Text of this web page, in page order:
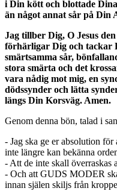
i Din kött och blottade
än något annat sår på Din
Jag tillber Dig, O Jesus
förhärligar Dig och tackar
smärtsamma sår,
stora smärta och det
vara nådig mot mig, en
dödssynder och lätta
längs Din Korsväg. Amen.
Genom denna bön, talad i
- Jag ska ge er absolution
inte längre kan bekänna
- Att de inte skall överraskas
- Och att GUDS MODER
innan själen skiljs från